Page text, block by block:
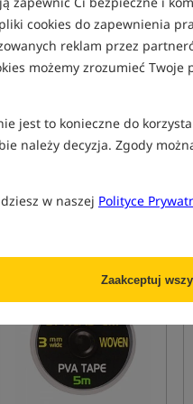
cookies do zapewnienia
reklam przez
możemy zrozumieć Twoje
jest to konieczne do
należy decyzja. Zgody
w naszej Polityce
Zaakceptuj
Taśma PVA
19,99PLN
Min. cena z 30 dni przed
obniżką: 19.99